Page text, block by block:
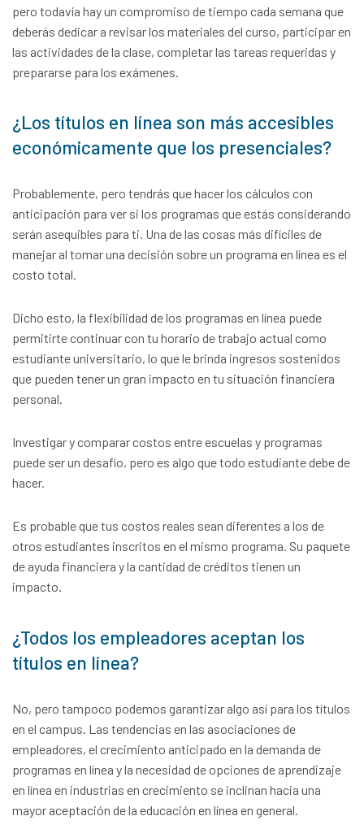
pero todavía hay un compromiso de tiempo cada semana que
deberás dedicar a revisar los materiales del curso, participar en
las actividades de la clase, completar las tareas requeridas y
prepararse para los exámenes.
¿Los títulos en línea son más accesibles
económicamente que los presenciales?
Probablemente, pero tendrás que hacer los cálculos con
anticipación para ver si los programas que estás considerando
serán asequibles para ti. Una de las cosas más difíciles de
manejar al tomar una decisión sobre un programa en línea es el
costo total.
Dicho esto, la flexibilidad de los programas en línea puede
permitirte continuar con tu horario de trabajo actual como
estudiante universitario, lo que le brinda ingresos sostenidos
que pueden tener un gran impacto en tu situación financiera
personal.
Investigar y comparar costos entre escuelas y programas
puede ser un desafío, pero es algo que todo estudiante debe de
hacer.
Es probable que tus costos reales sean diferentes a los de
otros estudiantes inscritos en el mismo programa. Su paquete
de ayuda financiera y la cantidad de créditos tienen un
impacto.
¿Todos los empleadores aceptan los
títulos en línea?
No, pero tampoco podemos garantizar algo así para los títulos
en el campus. Las tendencias en las asociaciones de
empleadores, el crecimiento anticipado en la demanda de
programas en línea y la necesidad de opciones de aprendizaje
en línea en industrias en crecimiento se inclinan hacia una
mayor aceptación de la educación en línea en general.